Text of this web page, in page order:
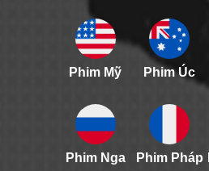
Phim Mỹ Phim Úc
Phim Nga Phim Pháp